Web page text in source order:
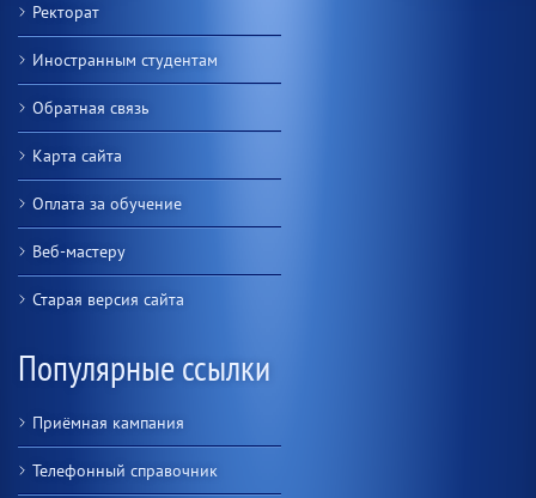
Ректорат
Иностранным студентам
Обратная связь
Карта сайта
Оплата за обучение
Веб-мастеру
Старая версия сайта
Популярные ссылки
Приёмная кампания
Телефонный справочник